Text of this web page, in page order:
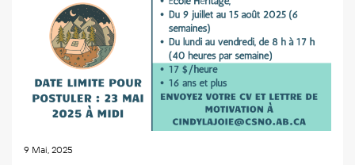
9 Mai, 2025